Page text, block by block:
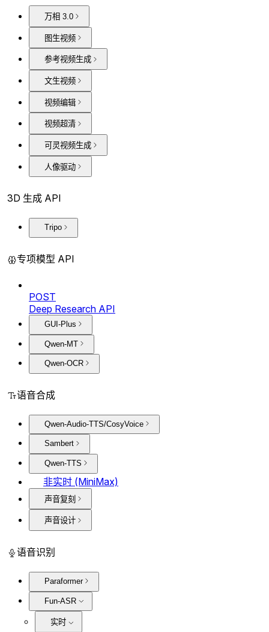
万相 3.0
图生视频
参考视频生成
文生视频
视频编辑
视频超清
可灵视频生成
人像驱动
3D 生成 API
Tripo
专项模型 API
POST
Deep Research API
GUI-Plus
Qwen-MT
Qwen-OCR
语音合成
Qwen-Audio-TTS/CosyVoice
Sambert
Qwen-TTS
非实时 (MiniMax)
声音复刻
声音设计
语音识别
Paraformer
Fun-ASR
实时